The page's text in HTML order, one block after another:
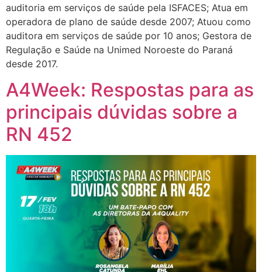
auditoria em serviços de saúde pela ISFACES; Atua em
operadora de plano de saúde desde 2007; Atuou como
auditora em serviços de saúde por 10 anos; Gestora de
Regulação e Saúde na Unimed Noroeste do Paraná
desde 2017.
A4Week: Respostas para as
principais dúvidas sobre a
RN 452